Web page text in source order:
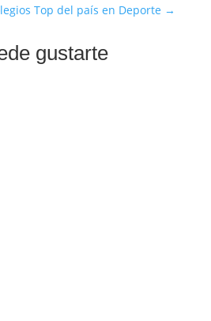
Top del país en Deporte →
gustarte